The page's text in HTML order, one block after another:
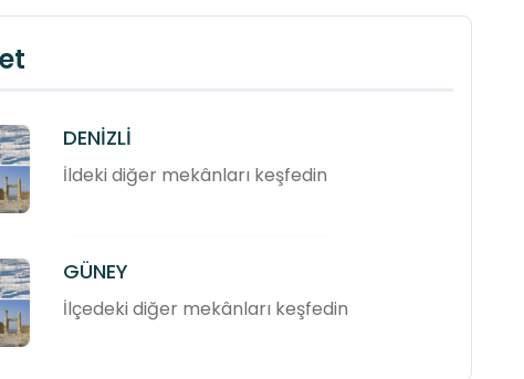
DENİZLİ
İldeki diğer mekânları keşfedin
GÜNEY
İlçedeki diğer mekânları keşfedin